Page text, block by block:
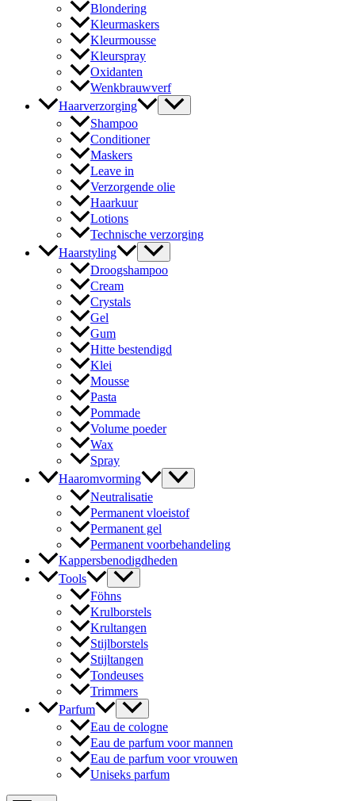
Blondering
Kleurmaskers
Kleurmousse
Kleurspray
Oxidanten
Wenkbrauwverf
Haarverzorging
Shampoo
Conditioner
Maskers
Leave in
Verzorgende olie
Haarkuur
Lotions
Technische verzorging
Haarstyling
Droogshampoo
Cream
Crystals
Gel
Gum
Hitte bestendigd
Klei
Mousse
Pasta
Pommade
Volume poeder
Wax
Spray
Haaromvorming
Neutralisatie
Permanent vloeistof
Permanent gel
Permanent voorbehandeling
Kappersbenodigdheden
Tools
Föhns
Krulborstels
Krultangen
Stijlborstels
Stijltangen
Tondeuses
Trimmers
Parfum
Eau de cologne
Eau de parfum voor mannen
Eau de parfum voor vrouwen
Uniseks parfum